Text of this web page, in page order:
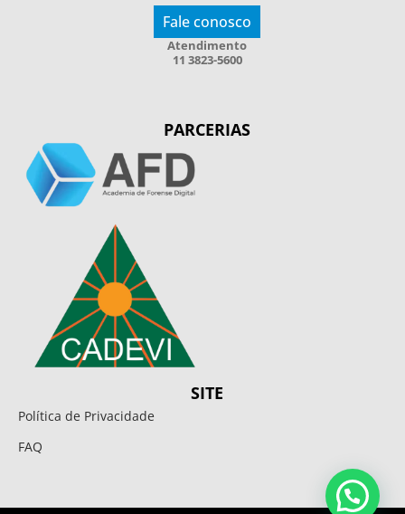
Fale conosco
Atendimento
11 3823-5600
PARCERIAS
SITE
Política de Privacidade
FAQ